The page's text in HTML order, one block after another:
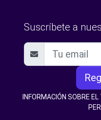
Suscríbete a
INFORMACIÓN SOBRE